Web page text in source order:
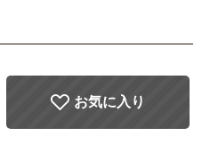
お気に入り